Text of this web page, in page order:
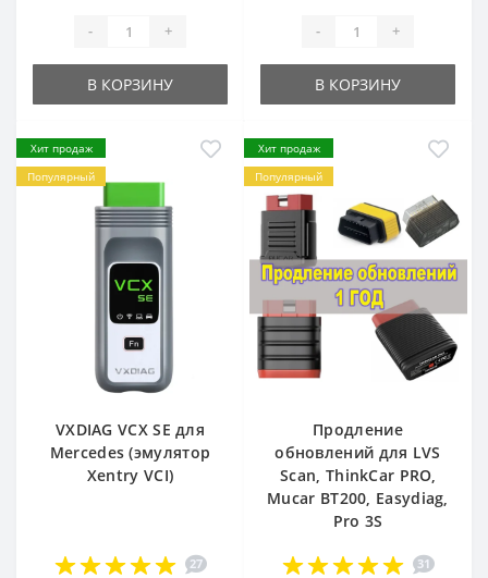
- +
В КОРЗИНУ
- +
В КОРЗИНУ
Хит продаж
Популярный
VXDIAG VCX SE для
Mercedes (эмулятор
Xentry VCI)
27
Хит продаж
Популярный
Продление
обновлений для LVS
Scan, ThinkCar PRO,
Mucar BT200, Easydiag,
Pro 3S
31